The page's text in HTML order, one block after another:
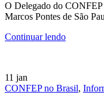
O Delegado do
Marcos Pontes de São
Continuar lendo
11 jan
CONFEP no Brasil,